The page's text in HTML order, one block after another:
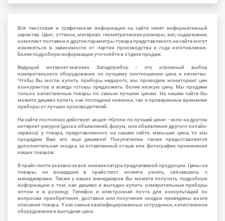
Вся текстовая и графическая информация на сайте несет информативный
характер. Цвет, оттенок, материал, геометрические размеры, вес, содержание,
комплект поставки и другие параметры товара представленого на сайте могут
изменяться в зависимости от партии производства и года изготовления.
Более подробную информацию уточняйте в отделе продаж.
Ведущий интернет-магазин Западприбор - это огромный выбор
измерительного оборудования по лучшему соотношению цена и качество.
Чтобы Вы могли купить приборы недорого, мы проводим мониторинг цен
конкурентов и всегда готовы предложить более низкую цену. Мы продаем
только качественные товары по самым лучшим ценам. На нашем сайте Вы
можете дешево купить как последние новинки, так и проверенные временем
приборы от лучших производителей.
На сайте постоянно действует акция «Куплю по лучшей цене» - если на другом
интернет-ресурсе (доска объявлений, форум, или объявление другого онлайн-
сервиса) у товара, представленного на нашем сайте, меньшая цена, то мы
продадим Вам его еще дешевле! Покупателям также предоставляется
дополнительная скидка за оставленный отзыв или фотографии применения
наших товаров.
В прайс-листе указана не вся номенклатура предлагаемой продукции. Цены на
товары, не вошедшие в прайс-лист можете узнать, связавшись с
менеджерами. Также у наших менеджеров Вы можете получить подробную
информацию о том, как дешево и выгодно купить измерительные приборы
оптом и в розницу. Телефон и электронная почта для консультаций по
вопросам приобретения, доставки или получения скидки приведены возле
описания товара. У нас самые квалифицированные сотрудники, качественное
оборудование и выгодная цена.